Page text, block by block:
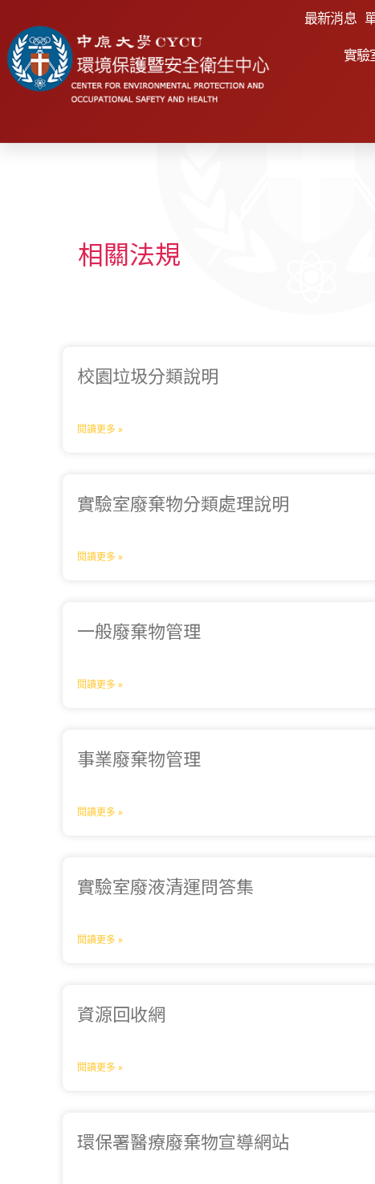
最新消息
實驗
相關法規
校園垃圾分類說明
閱讀更多 »
實驗室廢棄物分類處理說明
閱讀更多 »
一般廢棄物管理
閱讀更多 »
事業廢棄物管理
閱讀更多 »
實驗室廢液清運問答集
閱讀更多 »
資源回收網
閱讀更多 »
環保署醫療廢棄物宣導網站